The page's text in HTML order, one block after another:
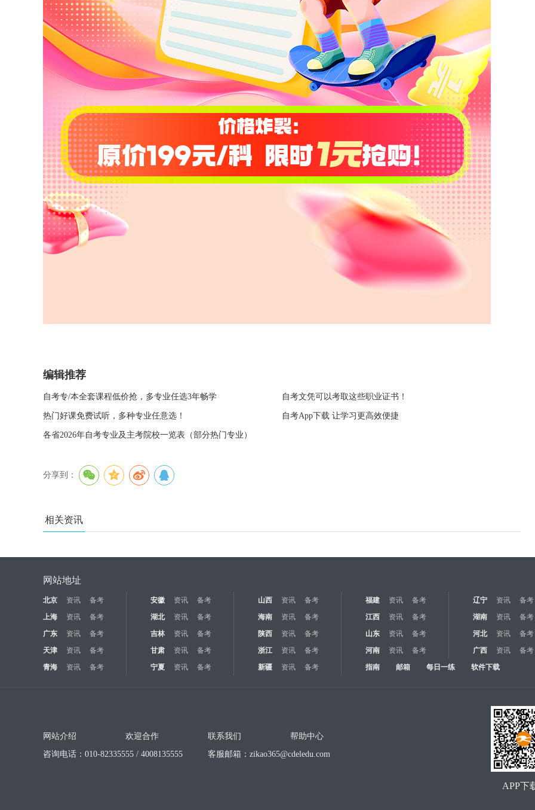
编辑推荐
自考专/本全套课程低价抢，多专业任选3年畅学 自考文凭可以考取这些职业证书！
热门好课免费试听，多种专业任意选！ 自考App下载 让学习更高效便捷
各省2026年自考专业及主考院校一览表（部分热门专业）
分享到：
相关资讯
网站地址
北京 资讯 备考 安徽 资讯 备考 山西 资讯 备考 福建 资讯 备考 辽宁 资讯
备考
上海
资讯 备考 湖北 资讯 备考 海南 资讯 备考 江西 资讯 备考 湖南 资讯
备考
广东
资讯 备考 吉林 资讯 备考 陕西 资讯 备考 山东 资讯 备考 河北 资讯
备考
天津
资讯 备考 甘肃 资讯 备考 浙江 资讯 备考 河南 资讯 备考 广西 资讯
备考
青海
资讯 备考 宁夏 资讯 备考 新疆 资讯 备考 指南 邮箱 每日一练 软件下载
网站介绍 欢迎合作 联系我们
帮助中心
咨询电话：010-82335555 / 4008135555
客服邮箱： zikao365@cdeledu.com
APP下